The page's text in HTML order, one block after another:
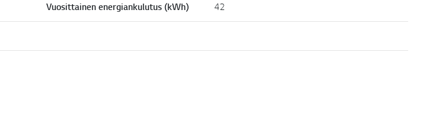
Vuosittainen energiankulutus (kWh) 42